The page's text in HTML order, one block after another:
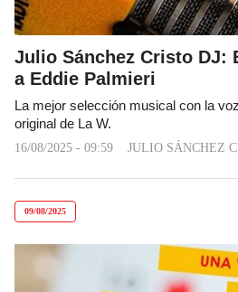
Julio Sánchez Cristo DJ:
a Eddie Palmieri
La mejor selección musical con la
original de La W.
16/08/2025 - 09:59 JULIO SÁNCHEZ
09/08/2025